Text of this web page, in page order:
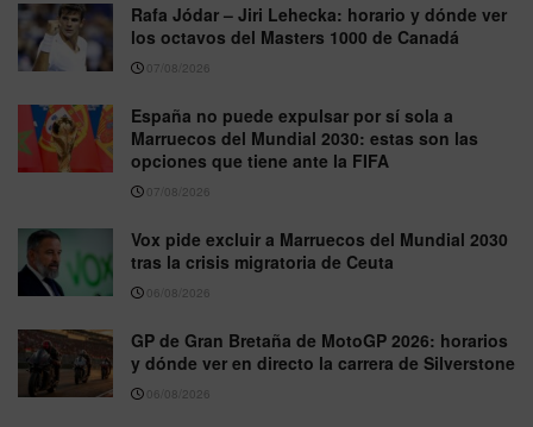
Rafa Jódar – Jiri Lehecka: horario y dónde ver
los octavos del Masters 1000 de Canadá
07/08/2026
España no puede expulsar por sí sola a
Marruecos del Mundial 2030: estas son las
opciones que tiene ante la FIFA
07/08/2026
Vox pide excluir a Marruecos del Mundial 2030
tras la crisis migratoria de Ceuta
06/08/2026
GP de Gran Bretaña de MotoGP 2026: horarios
y dónde ver en directo la carrera de Silverstone
06/08/2026